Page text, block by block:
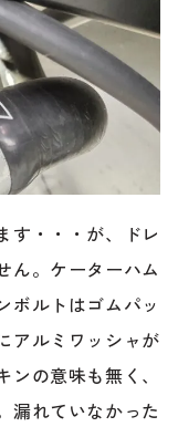
す・・・が、ドレ
ん。ケーターハム
ボルトはゴムパッ
アルミワッシャが
の意味も無く、
漏れていなかった